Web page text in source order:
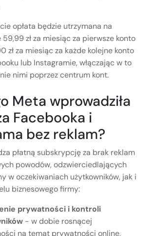
opłata będzie utrzymana na
59,99 zł za miesiąc za pierwsze konto
zł za miesiąc za każde kolejne konto
lub Instagramie, włączając w to
nimi poprzez centrum kont.
Meta wprowadziła
Facebooka i
bez reklam?
płatną subskrypcję za brak reklam
powodów, odzwierciedlających
w oczekiwaniach użytkowników, jak i
biznesowego firmy:
prywatności i kontroli
- w dobie rosnącej
na temat prywatności online,